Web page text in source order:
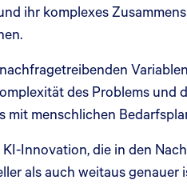
ihr komplexes
des Problems und
menschlichen
Innovation, die in den
als auch weitaus genauer